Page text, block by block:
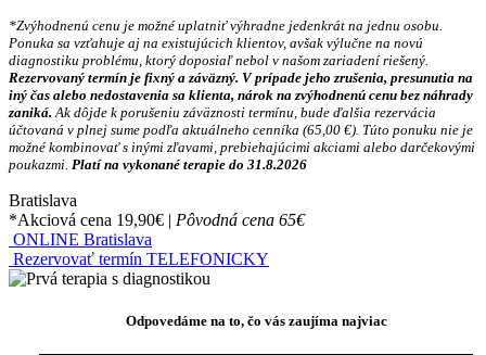
*Zvýhodnenú cenu je možné uplatniť výhradne jedenkrát na jednu osobu.
Ponuka sa vzťahuje aj na existujúcich klientov, avšak výlučne na novú
diagnostiku problému, ktorý doposiaľ nebol v našom zariadení riešený.
Rezervovaný termín je fixný a záväzný. V prípade jeho zrušenia, presunutia na
iný čas alebo nedostavenia sa klienta, nárok na zvýhodnenú cenu bez náhrady
zaniká. Ak dôjde k porušeniu záväznosti termínu, bude ďalšia rezervácia
účtovaná v plnej sume podľa aktuálneho cenníka (65,00 €). Túto ponuku nie je
možné kombinovať s inými zľavami, prebiehajúcimi akciami alebo darčekovými
poukazmi. Platí na vykonané terapie do 31.8.2026
Bratislava
*Akciová cena 19,90€ | Pôvodná cena 65€
ONLINE Bratislava
Rezervovať termín TELEFONICKY
Odpovedáme na to, čo vás zaujíma najviac